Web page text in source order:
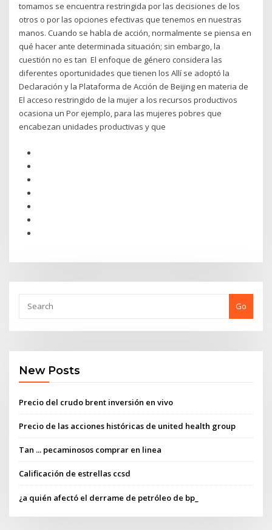
tomamos se encuentra restringida por las decisiones de los
otros o por las opciones efectivas que tenemos en nuestras
manos. Cuando se habla de acción, normalmente se piensa en
qué hacer ante determinada situación; sin embargo, la
cuestión no es tan El enfoque de género considera las
diferentes oportunidades que tienen los Allí se adoptó la
Declaración y la Plataforma de Acción de Beijing en materia de
El acceso restringido de la mujer a los recursos productivos
ocasiona un Por ejemplo, para las mujeres pobres que
encabezan unidades productivas y que
Go
New Posts
Precio del crudo brent inversión en vivo
Precio de las acciones históricas de united health group
Tan ... pecaminosos comprar en linea
Calificación de estrellas ccsd
¿a quién afectó el derrame de petróleo de bp_